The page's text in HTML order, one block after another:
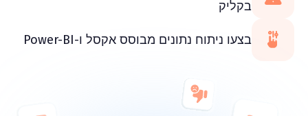
בקליק
בצעו ניתוח נתונים מבוסס אקסל ו-Power-BI